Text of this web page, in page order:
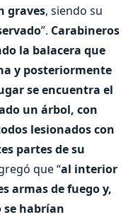
graves, siendo su
”. Carabineros
la balacera que
y posteriormente
se encuentra el
un árbol, con
lesionados con
partes de su
que “al interior
armas de fuego y,
se habrían